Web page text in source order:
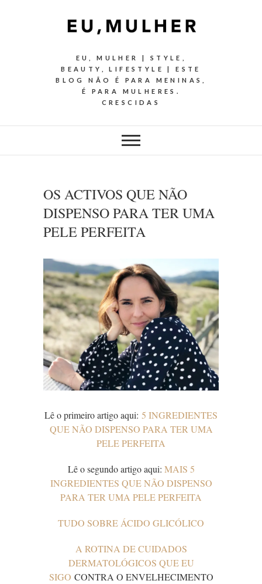
EU, MULHER | STYLE,
BEAUTY, LIFESTYLE | ESTE
BLOG NÃO É PARA MENINAS,
É PARA MULHERES.
CRESCIDAS
OS ACTIVOS QUE NÃO
DISPENSO PARA TER UMA
PELE PERFEITA
Lê o primeiro artigo aqui: 5 INGREDIENTES
QUE NÃO DISPENSO PARA TER UMA
PELE PERFEITA
Lê o segundo artigo aqui: MAIS 5
INGREDIENTES QUE NÃO DISPENSO
PARA TER UMA PELE PERFEITA
TUDO SOBRE ÁCIDO GLICÓLICO
A ROTINA DE CUIDADOS
DERMATOLÓGICOS QUE EU
SIGO CONTRA O ENVELHECIMENTO